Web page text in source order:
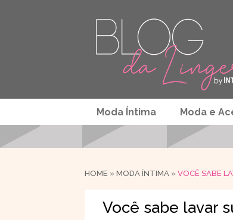
Moda Íntima Moda e
HOME » MODA ÍNTIMA » VOCÊ SABE
Você sabe lavar